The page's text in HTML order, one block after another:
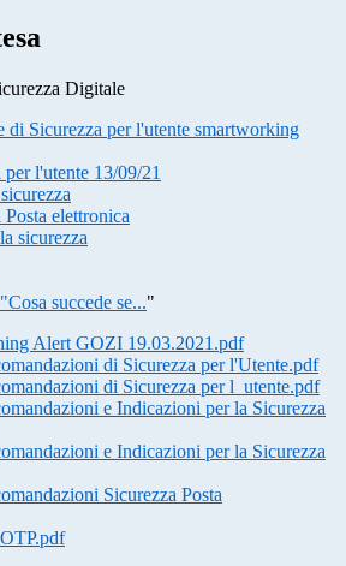
Digitale
di Sicurezza per l'utente smartworking
l'utente 13/09/21
elettronica
sicurezza
succede se..."
Alert GOZI 19.03.2021.pdf
di Sicurezza per l'Utente.pdf
di Sicurezza per l_utente.pdf
e Indicazioni per la Sicurezza
e Indicazioni per la Sicurezza
Sicurezza Posta